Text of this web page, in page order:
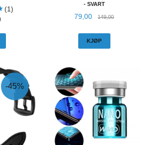
(1)
- SVART
Tilbud
79,00 149,00Rabatt
KJØP
-45%